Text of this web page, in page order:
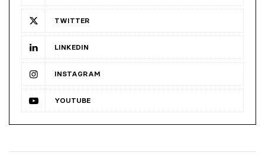
TWITTER
LINKEDIN
INSTAGRAM
YOUTUBE